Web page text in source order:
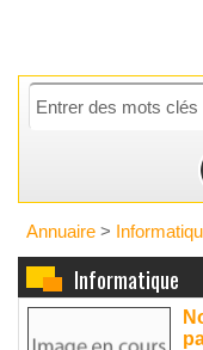
Annuaire >
Informatique